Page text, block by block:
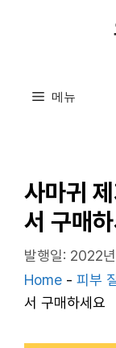
메뉴
사마귀
서 구매
발행일: 2022
Home - 피부
서 구매하세요